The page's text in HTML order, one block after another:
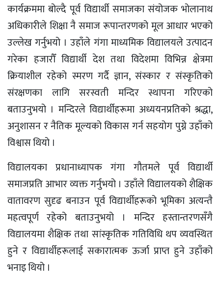
कार्यक्रममा बोल्दै पूर्व विद्यार्थी समाजका संयोजक भोलानाथ
अधिकारीले शिक्षा नै समाज रूपान्तरणको मूल आधार भएको
उल्लेख गर्नुभयो । उहाँले गंगा माध्यमिक विद्यालयले उत्पादन
गरेका हजारौँ विद्यार्थी देश तथा विदेशमा विभिन्न क्षेत्रमा
क्रियाशील रहेको स्मरण गर्दै ज्ञान, संस्कार र संस्कृतिको
संरक्षणका लागि सरस्वती मन्दिर स्थापना गरिएको
बताउनुभयो । मन्दिरले विद्यार्थीहरूमा अध्ययनप्रतिको श्रद्धा,
अनुशासन र नैतिक मूल्यको विकास गर्न सहयोग पुग्ने उहाँको
विश्वास थियो ।
विद्यालयका प्रधानाध्यापक गंगा गौतमले पूर्व विद्यार्थी
समाजप्रति आभार व्यक्त गर्नुभयो । उहाँले विद्यालयको शैक्षिक
वातावरण सुदृढ बनाउन पूर्व विद्यार्थीहरूको भूमिका अत्यन्तै
महत्वपूर्ण रहेको बताउनुभयो । मन्दिर हस्तान्तरणसँगै
विद्यालयमा शैक्षिक तथा सांस्कृतिक गतिविधि थप व्यवस्थित
हुने र विद्यार्थीहरूलाई सकारात्मक ऊर्जा प्राप्त हुने उहाँको
भनाइ थियो ।